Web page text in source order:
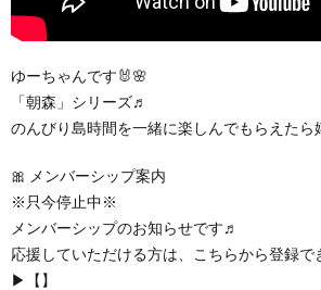
ゆーちゃんです🐰🌸
「朝森」シリーズ♬
のんびり島時間を一緒に楽しんでもらえたら
🎀 メンバーシップ案内
※只今停止中※
メンバーシップのお知らせです♬
応援していただける方は、こちらから登録で
▶【】